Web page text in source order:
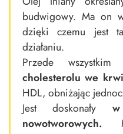
budwigowy. Ma on
dzięki czemu jest
działaniu.
Przede wszystkim
cholesterolu we krwi
HDL, obniżając
Jest doskonały
nowotworowych.